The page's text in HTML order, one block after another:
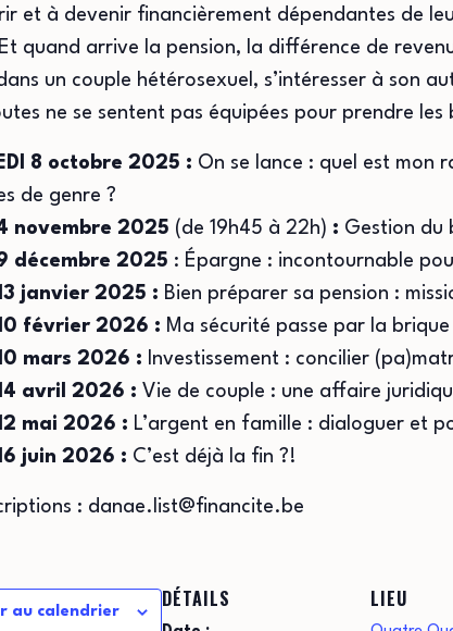
et à devenir financièrement dépendantes de
quand arrive la pension, la différence de
un couple hétérosexuel, s’intéresser à son
ne se sentent pas équipées pour prendre les
8 octobre 2025 : On se lance : quel est mon
de genre ?
novembre 2025 (de 19h45 à 22h) : Gestion du
décembre 2025 : Épargne : incontournable
janvier 2025 : Bien préparer sa pension :
février 2026 : Ma sécurité passe par la
mars 2026 :
Investissement : concilier
avril 2026 : Vie de couple : une affaire
mai 2026 : L’argent en famille : dialoguer et
juin 2026 : C’est déjà la fin ?!
: danae.list@financite.be
au calendrier
DÉTAILS LIEU